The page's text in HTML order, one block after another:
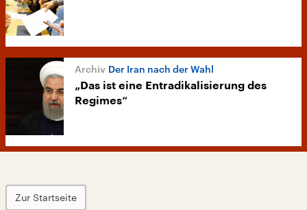
Der Iran nach der Wahl
„Das ist eine Entradikalisierung des
Regimes“
Zur Startseite